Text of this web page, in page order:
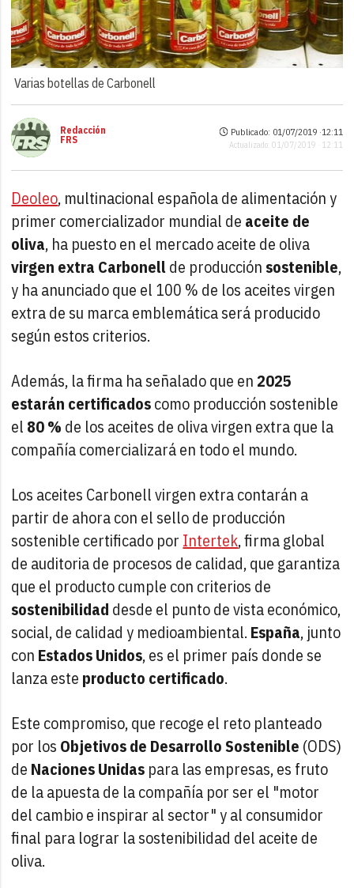
Varias botellas de Carbonell
Redacción
FRS
Publicado: 01/07/2019 ·12:11
Actualizado: 01/07/2019 · 12:11
Deoleo, multinacional española de alimentación y
primer comercializador mundial de aceite de
oliva, ha puesto en el mercado aceite de oliva
virgen extra Carbonellde producción sostenible,
y ha anunciado que el 100 % de los aceites virgen
extra de su marca emblemática será producido
según estos criterios.
Además, la firma ha señalado que en2025
estarán certificadoscomo producción sostenible
el 80 % de los aceites de oliva virgen extra que la
compañía comercializará en todo el mundo.
Los aceites Carbonell virgen extra contarán a
partir de ahora con el sello de producción
sostenible certificado por Intertek, firma global
de auditoria de procesos de calidad, que garantiza
que el producto cumple con criterios de
sostenibilidad desde el punto de vista económico,
social, de calidad y medioambiental. España, junto
con Estados Unidos, es el primer país donde se
lanza este producto certificado.
Este compromiso, que recoge el reto planteado
por los Objetivos de Desarrollo Sostenible (ODS)
de Naciones Unidas para las empresas, es fruto
de la apuesta de la compañía por ser el "motor
del cambio e inspirar al sector" y al consumidor
final para lograr la sostenibilidad del aceite de
oliva.